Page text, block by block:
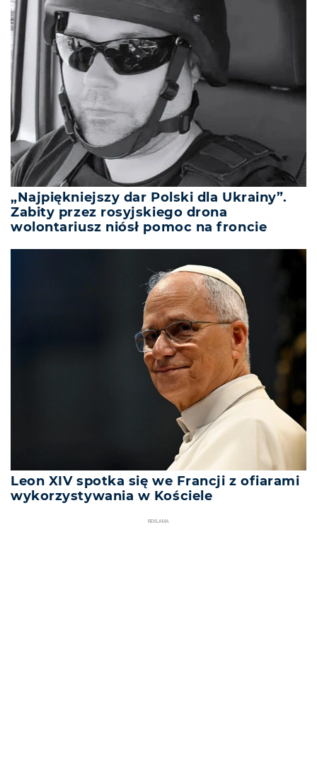
„Najpiękniejszy dar Polski dla Ukrainy”.
Zabity przez rosyjskiego drona
wolontariusz niósł pomoc na froncie
Leon XIV spotka się we Francji z ofiarami
wykorzystywania w Kościele
REKLAMA